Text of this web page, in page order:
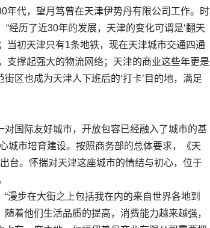
代，望月笃曾在天津伊势丹有限公司工作。时
经历了近30年的发展，天津的变化可谓是‘翻天
当初天津只有1条地铁，现在天津城市交通四通
支撑起强大的物流网络；天津的商业这些年更是
区也成为天津人下班后的‘打卡’目的地，满足
国际友好城市，开放包容已经融入了城市的基
城市培育建设。按照商务部的总体要求，《天
台。怀揣对天津这座城市的情结与初心，位于
步在大街之上包括我在内的来自世界各地到
着他们生活品质的提高，消费能力越来越强，